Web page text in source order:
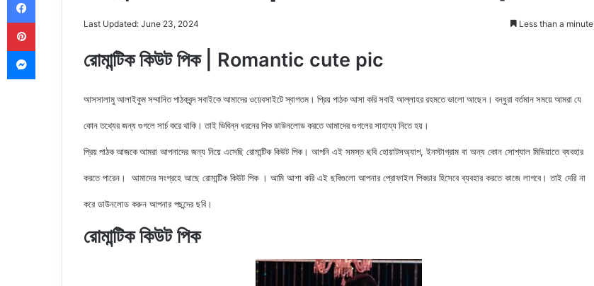
Last Updated: June 23, 2024 Less than a minute
রোমান্টিক কিউট পিক | Romantic cute pic
আসসালামু আলাইকুম সম্মানিত পাঠকবৃন্দ সবাইকে আমাদের ওয়েবসাইটে স্বাগতম। প্রিয় পাঠক আসা করি সবাই আল্লাহর রহমতে ভালো আছেন। বন্ধুরা বর্তমান সময়ে আমরা যে
কোন তথ্যের জন্য গুগলে সার্চ করে থাকি। তাই ভিবিন্ন ধরনের পিক ডাউনলোড করতে আমাদের গুগলের সাহায্য নিতে হয়।
প্রিয় পাঠক আজকেআমরা আপনাদের জন্য নিয়ে এসেছি রোমান্টিক কিউট পিক। আপনি এই সমস্ত ছবি হোয়াটসঅ্যাপ, ইনস্টাগ্রাম বা অন্য কোন সোশ্যাল মিডিয়াতে ব্যবহার
করতে পারেন। আমাদের সংগ্রহে আছে রোমান্টিক কিউট পিক । আমি আশা করি এই ছবিগুলো আপনার প্রোফাইল পিকচার হিসেবে ব্যবহার করতে কাজে লাগবে। তাই দেরি না
করে ডাউনলোড করুন আপনার পছন্দের ছবি।
রোমান্টিক কিউট পিক
Pinterest
Messenger